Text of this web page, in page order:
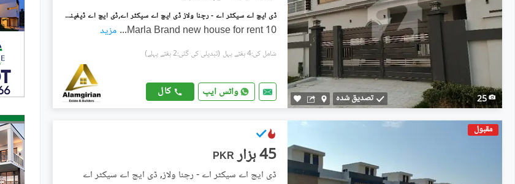
25 تصدیق شدہ
ڈی ایچ اے سیکٹر اے - رچنا ولاز ڈی ایچ اے سیکٹر اے,ڈی ایچ اے ڈیفینس,گوجرانوالہ میں 6 کمروں کا 10 مرلہ مکان 82.0 ہزار میں کرایہ پر دستیاب ہے۔
10 Marla Brand new house for rent
... مزید
شامل کی:4 ہفتے پہل (تبدیلی کی گئی:2 ہفتے پہلے)
واٹس ایپ کال
مقبول
PKR 45 ہزار
ڈی ایچ اے سیکٹر اے - رچنا ولاز, ڈی ایچ اے سیکٹر اے